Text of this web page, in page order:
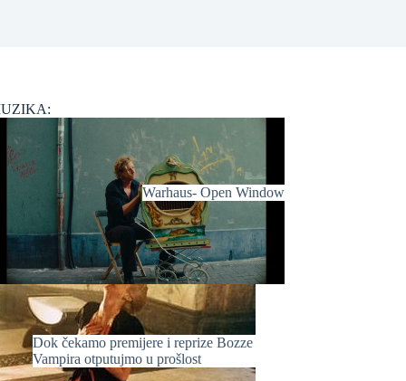
Warhaus- Open Window
Dok čekamo premijere i reprize Bozze
Vampira otputujmo u prošlost